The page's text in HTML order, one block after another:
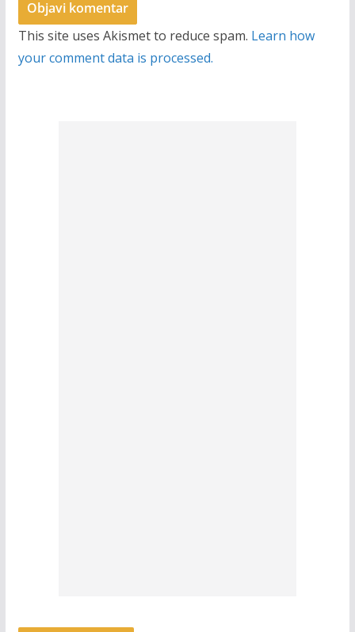
This site uses Akismet to reduce spam. Learn how
your comment data is processed.